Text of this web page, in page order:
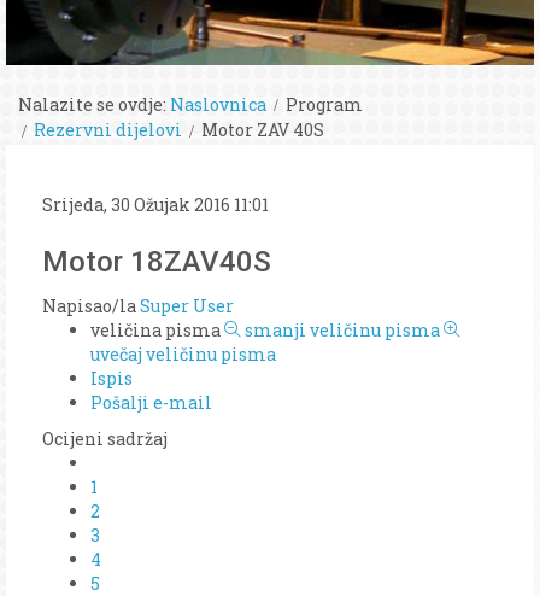
Nalazite se ovdje: Naslovnica
Program
Rezervni dijelovi
Motor ZAV 40S
Srijeda, 30 Ožujak 2016 11:01
Motor 18ZAV40S
Napisao/la Super User
veličina pisma
smanji veličinu pisma
uvečaj veličinu pisma
Ispis
Pošalji e-mail
Ocijeni sadržaj
1
2
3
4
5